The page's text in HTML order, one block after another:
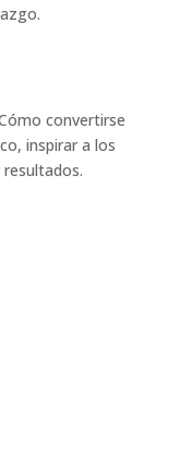
convertirse
inspirar a los